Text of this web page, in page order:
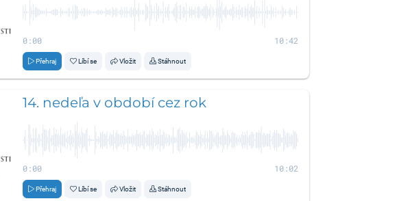
0:00 10:42
Přehraj Líbí se Vložit Stáhnout
14. nedeľa v období cez rok
0:00 10:02
Přehraj Líbí se Vložit Stáhnout